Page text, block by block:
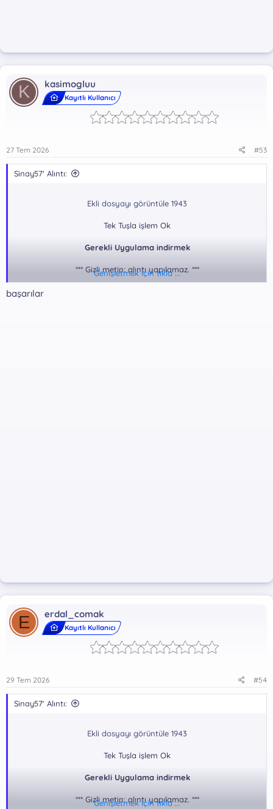
K kasimogluu
Kayıtlı Kullanıcı
27 Tem 2026 #53
Sinay57' Alıntı:
Ekli dosyayı görüntüle 1943
Tek Tuşla işlem Ok
Gerekli Uygulama indirmek
*** Gizli metin: alıntı yapılamaz. ***
Genişletmek için tıkla ...
başarılar
E erdal_comak
Kayıtlı Kullanıcı
29 Tem 2026 #54
Sinay57' Alıntı:
Ekli dosyayı görüntüle 1943
Tek Tuşla işlem Ok
Gerekli Uygulama indirmek
*** Gizli metin: alıntı yapılamaz. ***
Genişletmek için tıkla ...